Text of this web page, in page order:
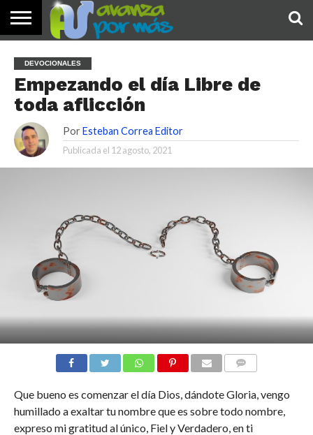
PALABRA
DE HOY
DEVOCIONALES
NOTICIAS
TESTIMONIOS
ORACIONES
SOBRE
NOSOTROS
IMÁGENES
DEVOCIONALES
Empezando el día Libre de
toda aflicción
Por Esteban Correa Editor
Publicada el 12 agosto, 2021
Que bueno es comenzar el día Dios, dándote Gloria, vengo
humillado a exaltar tu nombre que es sobre todo nombre,
expreso mi gratitud al único, Fiel y Verdadero, en ti